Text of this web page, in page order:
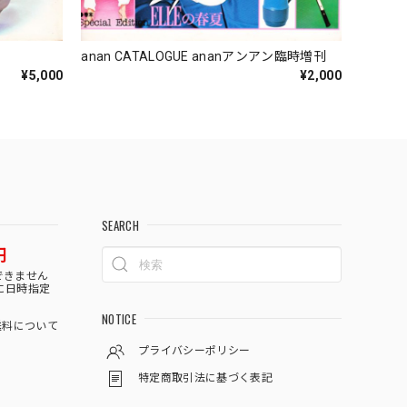
¥5,000
anan CATALOGUE ananアンアン臨時増刊
¥2,000
きません
日時指定
について
SEARCH
NOTICE
プライバシーポリシー
特定商取引法に基づく表記